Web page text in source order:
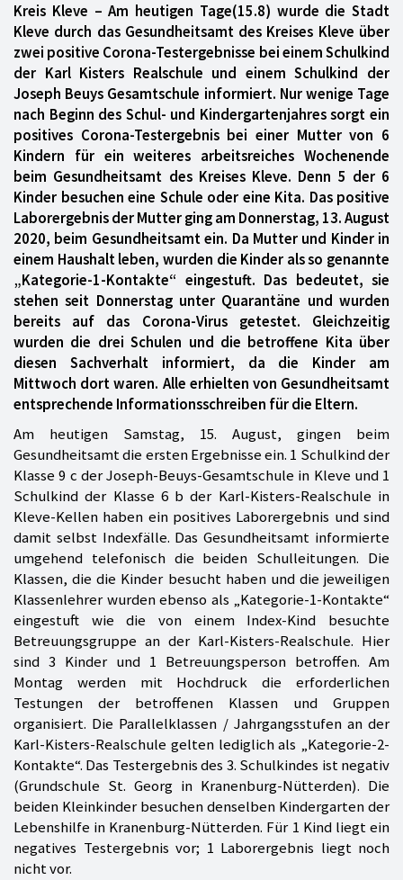
Kreis Kleve – Am heutigen Tage(15.8) wurde die Stadt
Kleve durch das Gesundheitsamt des Kreises Kleve über
zwei positive Corona-Testergebnisse bei einem Schulkind
der Karl Kisters Realschule und einem Schulkind der
Joseph Beuys Gesamtschule informiert. Nur wenige Tage
nach Beginn des Schul- und Kindergartenjahres sorgt ein
positives Corona-Testergebnis bei einer Mutter von 6
Kindern für ein weiteres arbeitsreiches Wochenende
beim Gesundheitsamt des Kreises Kleve. Denn 5 der 6
Kinder besuchen eine Schule oder eine Kita. Das positive
Laborergebnis der Mutter ging am Donnerstag, 13. August
2020, beim Gesundheitsamt ein. Da Mutter und Kinder in
einem Haushalt leben, wurden die Kinder als so genannte
„Kategorie-1-Kontakte“ eingestuft. Das bedeutet, sie
stehen seit Donnerstag unter Quarantäne und wurden
bereits auf das Corona-Virus getestet. Gleichzeitig
wurden die drei Schulen und die betroffene Kita über
diesen Sachverhalt informiert, da die Kinder am
Mittwoch dort waren. Alle erhielten von Gesundheitsamt
entsprechende Informationsschreiben für die Eltern.
Am heutigen Samstag, 15. August, gingen beim
Gesundheitsamt die ersten Ergebnisse ein. 1 Schulkind der
Klasse 9 c der Joseph-Beuys-Gesamtschule in Kleve und 1
Schulkind der Klasse 6 b der Karl-Kisters-Realschule in
Kleve-Kellen haben ein positives Laborergebnis und sind
damit selbst Indexfälle. Das Gesundheitsamt informierte
umgehend telefonisch die beiden Schulleitungen. Die
Klassen, die die Kinder besucht haben und die jeweiligen
Klassenlehrer wurden ebenso als „Kategorie-1-Kontakte“
eingestuft wie die von einem Index-Kind besuchte
Betreuungsgruppe an der Karl-Kisters-Realschule. Hier
sind 3 Kinder und 1 Betreuungsperson betroffen. Am
Montag werden mit Hochdruck die erforderlichen
Testungen der betroffenen Klassen und Gruppen
organisiert. Die Parallelklassen / Jahrgangsstufen an der
Karl-Kisters-Realschule gelten lediglich als „Kategorie-2-
Kontakte“. Das Testergebnis des 3. Schulkindes ist negativ
(Grundschule St. Georg in Kranenburg-Nütterden). Die
beiden Kleinkinder besuchen denselben Kindergarten der
Lebenshilfe in Kranenburg-Nütterden. Für 1 Kind liegt ein
negatives Testergebnis vor; 1 Laborergebnis liegt noch
nicht vor.